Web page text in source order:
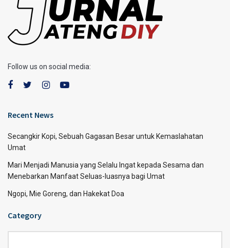
Follow us on social media:
Recent News
Secangkir Kopi, Sebuah Gagasan Besar untuk Kemaslahatan
Umat
Mari Menjadi Manusia yang Selalu Ingat kepada Sesama dan
Menebarkan Manfaat Seluas-luasnya bagi Umat
Ngopi, Mie Goreng, dan Hakekat Doa
Category